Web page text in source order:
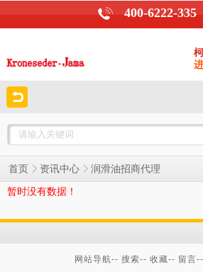
400-6222-335
首页 资讯中心
润滑油招商代理
暂时没有数据！
网站导航-- 搜索-- 收藏-- 留言--